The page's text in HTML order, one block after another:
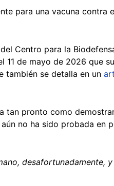
para una vacuna
Centro para la
11 de mayo de 2026 que
también se detalla en un
tan pronto como
no ha sido probada en
desafortunadamente,